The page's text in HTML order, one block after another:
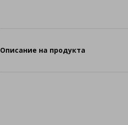
Описание на продукта